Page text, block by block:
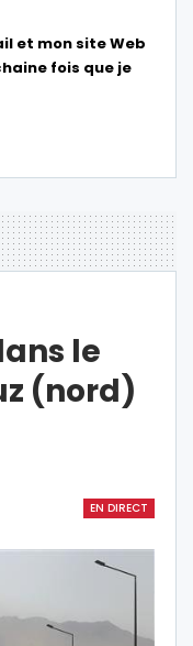
et mon site Web
fois que je
le
(nord)
EN DIRECT